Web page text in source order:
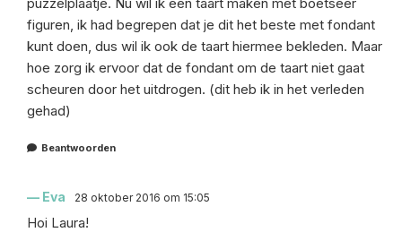
figuren, ik had begrepen dat je dit het beste met fondant
kunt doen, dus wil ik ook de taart hiermee bekleden. Maar
hoe zorg ik ervoor dat de fondant om de taart niet gaat
scheuren door het uitdrogen. (dit heb ik in het verleden
gehad)
Beantwoorden
Eva 28 oktober 2016 om 15:05
Hoi Laura!